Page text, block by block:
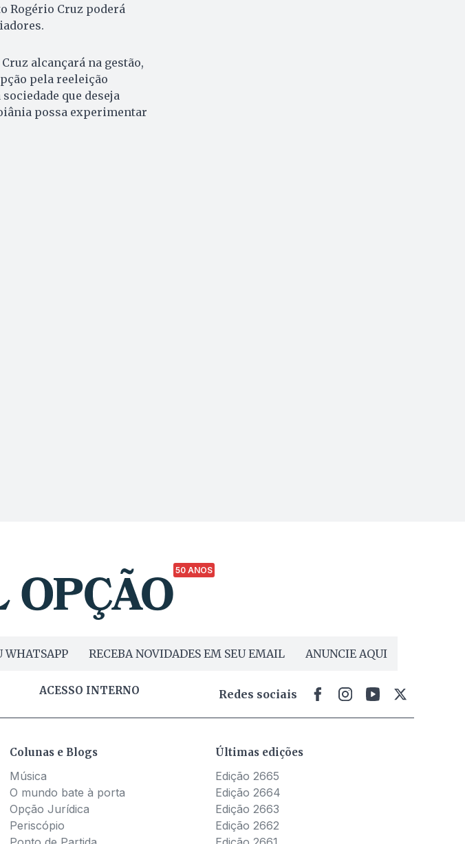
Rogério Cruz poderá
alcançará na gestão,
pela reeleição
que deseja
possa experimentar
50 ANOS
WHATSAPP RECEBA NOVIDADES EM SEU EMAIL ANUNCIE AQUI
ACESSO INTERNO Redes sociais
Colunas e Blogs
Música
O mundo bate à porta
Opção Jurídica
Periscópio
Últimas edições
Edição 2665
Edição 2664
Edição 2663
Edição 2662